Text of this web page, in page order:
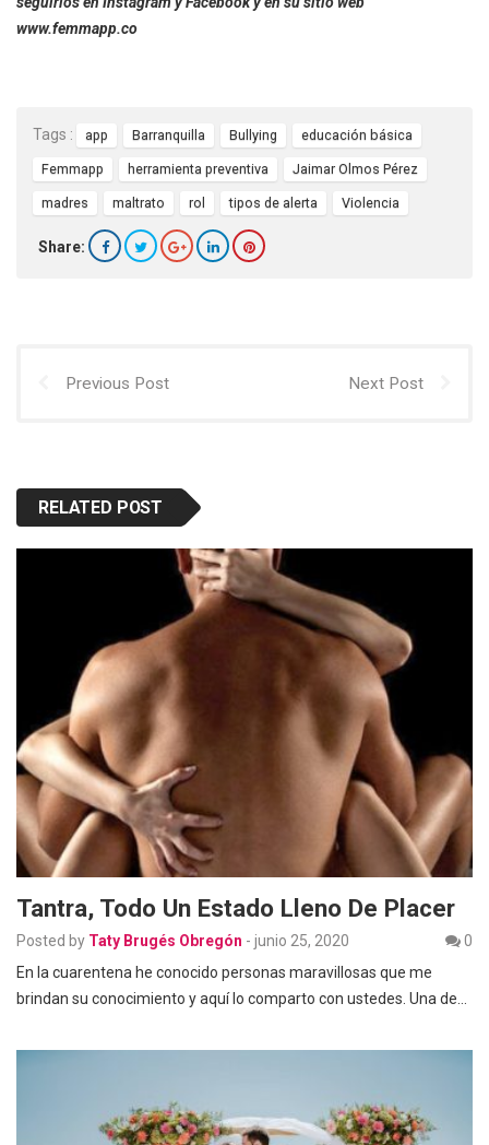
www.femmapp.co
Tags : app Barranquilla Bullying educación básica
Femmapp herramienta preventiva Jaimar Olmos Pérez
madres maltrato rol tipos de alerta Violencia
Share:
Previous Post Next Post
RELATED POST
Tantra, Todo Un Estado Lleno De Placer
Posted by Taty Brugés Obregón - junio 25, 2020
0
En la cuarentena he conocido personas maravillosas que me
brindan su conocimiento y aquí lo comparto con ustedes. Una de…